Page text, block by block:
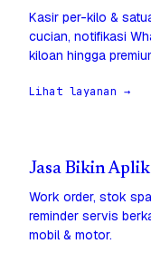
Kasir per-kilo &
cucian, notifikasi
kiloan hingga
Lihat layanan →
Jasa Bikin
Work order, stok
reminder servis
mobil & motor.